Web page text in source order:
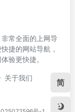
常全面的上网导
捷的网站导航，
验更快捷。
关于我们 简